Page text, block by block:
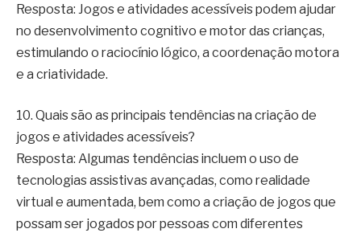
Resposta: Jogos e atividades acessíveis podem ajudar
no desenvolvimento cognitivo e motor das crianças,
estimulando o raciocínio lógico, a coordenação motora
e a criatividade.
10. Quais são as principais tendências na criação de
jogos e atividades acessíveis?
Resposta: Algumas tendências incluem o uso de
tecnologias assistivas avançadas, como realidade
virtual e aumentada, bem como a criação de jogos que
possam ser jogados por pessoas com diferentes